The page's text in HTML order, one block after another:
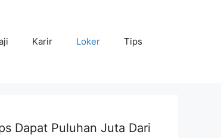
Karir Loker Tips
Dapat Puluhan Juta Dari